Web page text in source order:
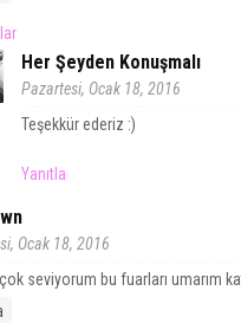
Her Şeyden Konuşmalı
Pazartesi, Ocak 18, 2016
Teşekkür ederiz :)
Yanıtla
Ocak 18, 2016
seviyorum bu fuarları umarım